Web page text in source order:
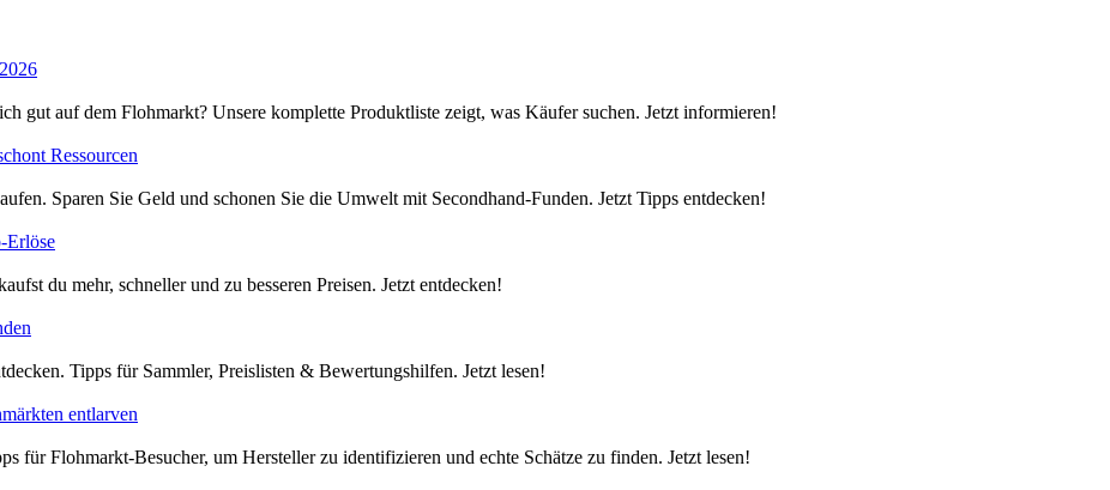
gut auf dem Flohmarkt? Unsere komplette Produktliste zeigt, was Käufer suchen. Jetzt informieren!
Ressourcen
Sparen Sie Geld und schonen Sie die Umwelt mit Secondhand-Funden. Jetzt Tipps entdecken!
Erlöse
du mehr, schneller und zu besseren Preisen. Jetzt entdecken!
Tipps für Sammler, Preislisten & Bewertungshilfen. Jetzt lesen!
entlarven
für Flohmarkt-Besucher, um Hersteller zu identifizieren und echte Schätze zu finden. Jetzt lesen!